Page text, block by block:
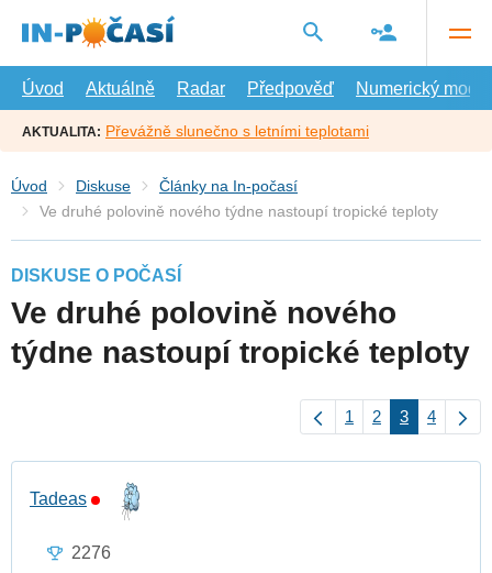
hlavní
Úvod
Aktuálně Radar Předpověď Numerický model
AKTUALITA: Převážně slunečno s letními teplotami
Úvod Diskuse
Články na In-počasí
Ve druhé polovině nového týdne nastoupí tropické teploty
DISKUSE O POČASÍ
Ve druhé polovině nového
týdne nastoupí tropické teploty
1 2 3 4
Tadeas
2276